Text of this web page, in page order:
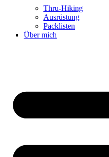
Thru-Hiking
Ausrüstung
Packlisten
Über mich